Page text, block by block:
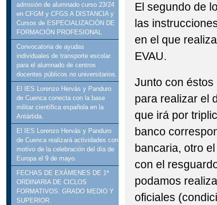
admisión de alumnado curso 23/24
en CFGM y CFGS A DISTANCIA y
Cursos de ESPECIALIZACIÓN DE
FORMACIÓN PROFESIONAL
Convocatoria de ayudas
individuales de transporte escolar
para el alumnado de centros
docentes públicos no universitarios.
El IES Lorenzo Hervás y Panduro
de Cuenca conecta con la base
militar científica española en la
Antártida.
El IES Lorenzo Hervás y Panduro
de Cuenca realizará actividades con
motivo de la celebración del día de
Europa el 9 de mayo.
FECHAS DE EXÁMENES DE 1ª
ORDINARIA DE CICLOS
FORMATIVOS. GRADO MEDIO Y
SUPERIOR.
El segundo de
las
en el que
EVAU.
Junto con
para realizar el
que irá por
banco
bancaria, otro
con el
podamos
oficiales